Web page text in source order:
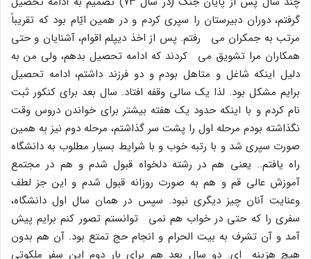
گرفتم، دوران دبیرستان را سپرى کردم و در همین ایّام بود که تقریباً
مرتب به جمکران مى رفتم. پس از اخذ دیپلم اقوام، آشنایان و حتى
همکاران مرا تشویق مى کردند که ادامه تحصیل بدهم، ولى من به
دلیل اینکه شاغل و متاهل بودم و دو فرزند داشتم، ادامه تحصیل
برایم مشکل بود. لذا یک سالى وقفه افتاد. سال بعد براى کنکور ثبت
نام کردم و با اینکه حدود یک هفته بیشتر براى خواندن دروس وقت
نگذاشته بودم مرحله اول را پشت سر گذاشتم، مرحله دوم نیز به همین
صورت سپرى شد و با رتبه خوب و با شرایط بسیار مطلوب به دانشگاه
راه یافتم.. یعنى هم در رشته دلخواه قبول شدم و هم در مجتمع
آموزش عالى قم و هم به صورت روزانه قبول شدم و این جز لطف
وعنایت آنان چیز دیگرى نبود. سپس در همان سال اول دانشگاه،
سفرى را که حتى در خواب هم نمى توانستم تصور کنم برایم پیش
آمد و آن تشرف به بیت الحرام و انجام حج تمتع بود. آن هم بدون
هیچ هزینه اى. دو سال بعد هم براى بار دوم این سفر ملکوتى